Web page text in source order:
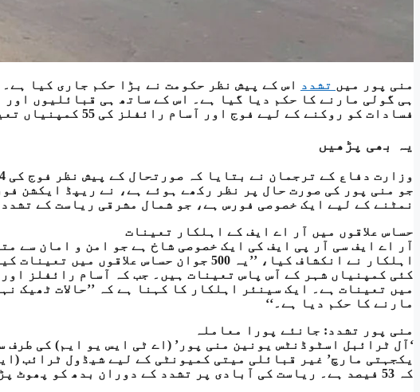
منی پور میں تشدد اس کے پیش نظر حکومت نے بڑا حکم جاری کیا
ہی گولی مارنے کا حکم دیا گیا ہے۔ اس کے ساتھ ہی قبائلیوں
فسادات کو روکنے کے لیے فوج اور آسام رائفلز کی 55 کمپنیاں تعینات کی گئی ہیں۔
یہ بھی پڑھیں
نمٹنے کے لیے ایک خصوصی فورس ہے، جو شمال مشرقی ریاست کے
حساس علاقوں میں آر اے ایف کے اہلکار تعینات
آر اے ایف سی آر پی ایف کی ایک خصوصی شاخ ہے جو امن و امان سے
اہلکار نے انکشاف کیا، ’’یہ 500 جوان حساس
کئی کمپنیاں شہر کے آس پاس تعینات ہیں۔ جب کہ آسام رائفلز
میں تعینات ہے۔ ایک سینئر اہلکار کا کہنا ہے کہ ’’حالات ٹھیک
مارنے کا حکم دیا ہے۔‘‘
منی پور تشدد: جانئے پورا معاملہ
‘آل ٹرائبل اسٹوڈنٹس یونین منی پور’ (اے ٹی ایس یو ایم) کی طرف
یکجہتی مارچ’ غیر قبائلی میتی کمیونٹی کے لیے شیڈول ٹرائب
کہ 53 فیصد ہے۔ ریاست کی آبادی پر تشدد کے دوران بدھ کو پھوٹ پڑی۔